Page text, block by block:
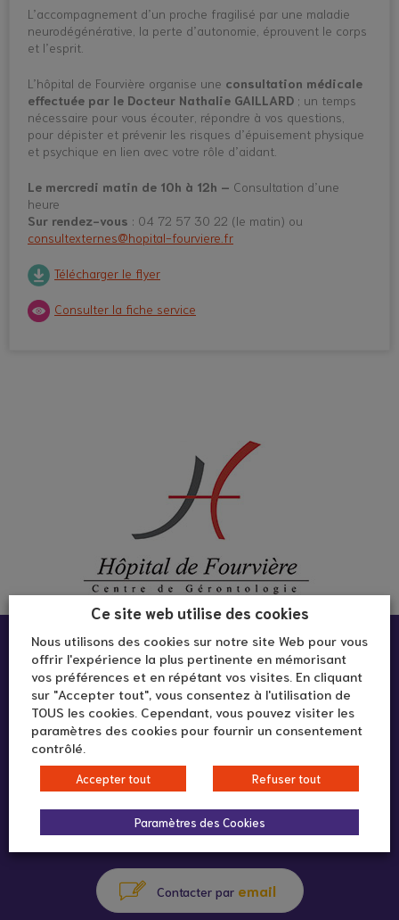
L’accompagnement d’un proche fragilisé par une maladie
neurodégénérative, la perte d’autonomie, éprouvent le corps
et l’esprit.
L’hôpital de Fourvière organise une consultation médicale
effectuée par le Docteur Nathalie GAILLARD ; un temps
nécessaire pour vous écouter, répondre à vos questions,
pour dépister et prévenir les risques d’épuisement physique
et psychique en lien avec votre rôle d’aidant.
Le mercredi matin de 10h à 12h – Consultation d’une
heure
Sur rendez-vous : 04 72 57 30 22 (le matin) ou
consultexternes@hopital-fourviere.fr
Télécharger le flyer
Consulter la fiche service
Infos pratiques :
Hôpital de Fourvière
10 rue Roger Radisson
69005 Lyon
appeler au04 72 57 30 22
Contacter par email
Ce site web utilise des cookies
Nous utilisons des cookies sur notre site Web pour vous
offrir l'expérience la plus pertinente en mémorisant
vos préférences et en répétant vos visites. En cliquant
sur "Accepter tout", vous consentez à l'utilisation de
TOUS les cookies. Cependant, vous pouvez visiter les
paramètres des cookies pour fournir un consentement
contrôlé.
Accepter tout Refuser tout
Paramètres des Cookies